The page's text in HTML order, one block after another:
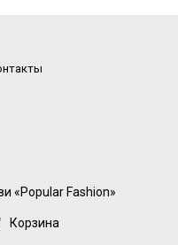
«Popular Fashion»
Корзина